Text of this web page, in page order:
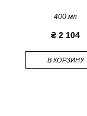
400 мл
₴ 2 104
В КОРЗИНУ